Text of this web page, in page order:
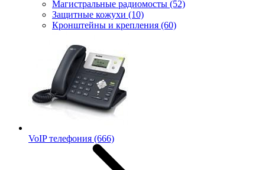
Магистральные радиомосты (52)
Защитные кожухи (10)
Кронштейны и крепления (60)
VoIP телефония (666)